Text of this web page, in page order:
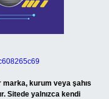
kurum veya şahıs
Sitede yalnızca kendi